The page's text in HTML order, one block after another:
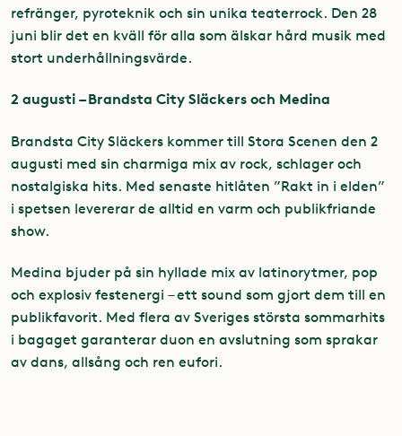
refränger, pyroteknik och sin unika teaterrock. Den 28
juni blir det en kväll för alla som älskar hård musik med
stort underhållningsvärde.
2 augusti – Brandsta City Släckers och Medina
Brandsta City Släckers kommer till Stora Scenen den 2
augusti med sin charmiga mix av rock, schlager och
nostalgiska hits. Med senaste hitlåten ”Rakt in i elden”
i spetsen levererar de alltid en varm och publikfriande
show.
Medina bjuder på sin hyllade mix av latinorytmer, pop
och explosiv festenergi – ett sound som gjort dem till en
publikfavorit. Med flera av Sveriges största sommarhits
i bagaget garanterar duon en avslutning som sprakar
av dans, allsång och ren eufori.